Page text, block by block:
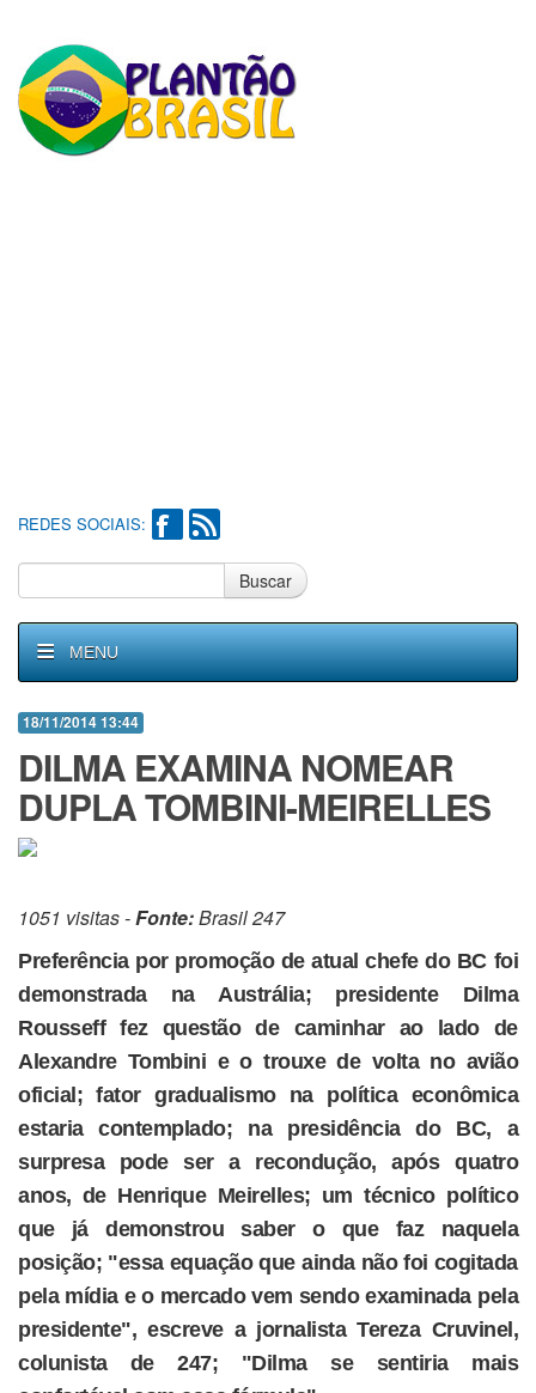
REDES SOCIAIS:
Buscar
MENU
18/11/2014 13:44
DILMA EXAMINA NOMEAR
DUPLA TOMBINI-MEIRELLES
1051 visitas -Fonte:Brasil 247
Preferência por promoção de atual chefe do BC foi
demonstrada na Austrália; presidente Dilma
Rousseff fez questão de caminhar ao lado de
Alexandre Tombini e o trouxe de volta no avião
oficial; fator gradualismo na política econômica
estaria contemplado; na presidência do BC, a
surpresa pode ser a recondução, após quatro
anos, de Henrique Meirelles; um técnico político
que já demonstrou saber o que faz naquela
posição; "essa equação que ainda não foi cogitada
pela mídia e o mercado vem sendo examinada pela
presidente", escreve a jornalista Tereza Cruvinel,
colunista de 247; "Dilma se sentiria mais